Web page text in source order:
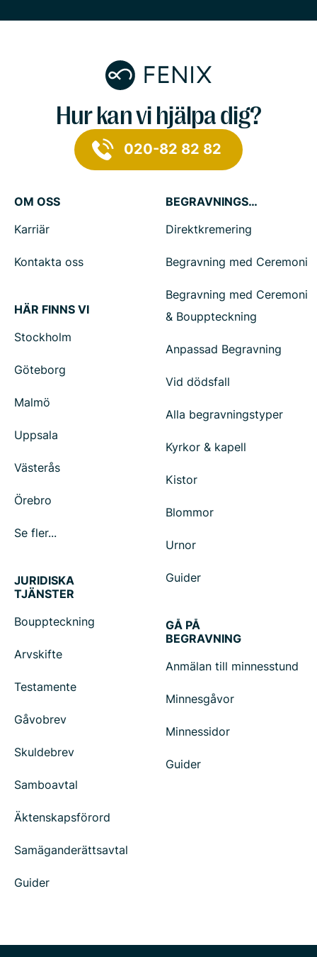
Hur kan vi hjälpa dig?
020-82 82 82
OM OSS
Karriär
Kontakta oss
HÄR FINNS VI
Stockholm
Göteborg
Malmö
Uppsala
Västerås
Örebro
Se fler...
BEGRAVNINGSTJÄNSTER
Direktkremering
Begravning med Ceremoni
Begravning med Ceremoni
& Bouppteckning
Anpassad Begravning
Vid dödsfall
Alla begravningstyper
Kyrkor & kapell
Kistor
Blommor
Urnor
Guider
JURIDISKA
TJÄNSTER
Bouppteckning
Arvskifte
Testamente
Gåvobrev
Skuldebrev
Samboavtal
Äktenskapsförord
Samäganderättsavtal
Guider
GÅ PÅ
BEGRAVNING
Anmälan till minnesstund
Minnesgåvor
Minnessidor
Guider